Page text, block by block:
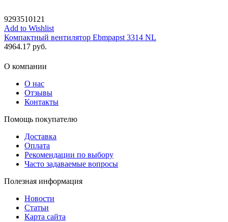
9293510121
Add to Wishlist
Компактный вентилятор Ebmpapst 3314 NL
4964.17 руб.
О компании
О нас
Отзывы
Контакты
Помощь покупателю
Доставка
Оплата
Рекомендации по выбору
Часто задаваемые вопросы
Полезная информация
Новости
Статьи
Карта сайта